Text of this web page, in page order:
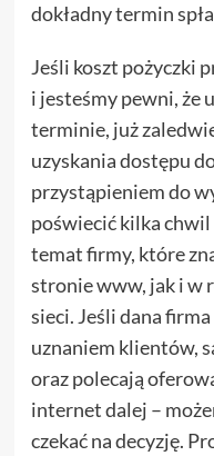
dokładny termin
Jeśli koszt pożyczki
i jesteśmy pewni, że
terminie, już
uzyskania dostępu
przystąpieniem do
poświecić kilka
temat firmy, które
stronie www, jak i w
sieci. Jeśli dana
uznaniem klientów,
oraz polecają
internet dalej –
czekać na decyzję.